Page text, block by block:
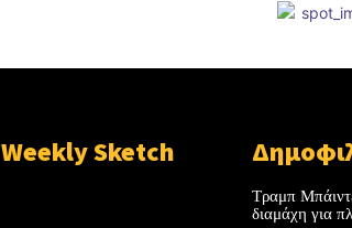
Weekly Sketch
Τραμπ
διαμάχη για